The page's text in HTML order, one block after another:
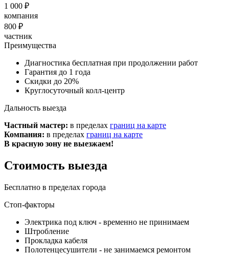
1 000 ₽
компания
800 ₽
частник
Преимущества
Диагностика бесплатная при продолжении работ
Гарантия до 1 года
Скидки до 20%
Круглосуточный колл-центр
Дальность выезда
Частный мастер: в пределах границ на карте
Компания: в пределах границ на карте
В красную зону не выезжаем!
Стоимость выезда
Бесплатно в пределах города
Стоп-факторы
Электрика под ключ - временно не принимаем
Штробление
Прокладка кабеля
Полотенцесушители - не занимаемся ремонтом